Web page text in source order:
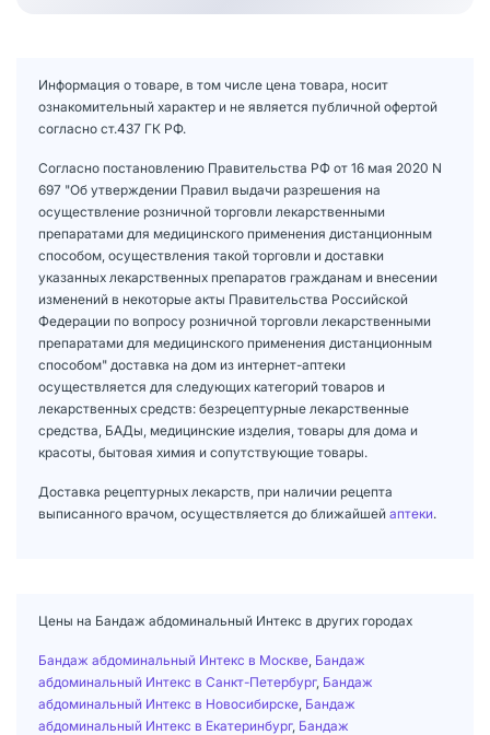
Информация о товаре, в том числе цена товара, носит
ознакомительный характер и не является публичной офертой
согласно ст.437 ГК РФ.
Согласно постановлению Правительства РФ от 16 мая 2020 N
697 "Об утверждении Правил выдачи разрешения на
осуществление розничной торговли лекарственными
препаратами для медицинского применения дистанционным
способом, осуществления такой торговли и доставки
указанных лекарственных препаратов гражданам и внесении
изменений в некоторые акты Правительства Российской
Федерации по вопросу розничной торговли лекарственными
препаратами для медицинского применения дистанционным
способом" доставка на дом из интернет-аптеки
осуществляется для следующих категорий товаров и
лекарственных средств: безрецептурные лекарственные
средства, БАДы, медицинские изделия, товары для дома и
красоты, бытовая химия и сопутствующие товары.
Доставка рецептурных лекарств, при наличии рецепта
выписанного врачом, осуществляется до ближайшей аптеки.
Цены на Бандаж абдоминальный Интекс в других городах
Бандаж абдоминальный Интекс в Москве Бандаж
абдоминальный Интекс в Санкт-Петербург, Бандаж
абдоминальный Интекс в Новосибирске Бандаж
абдоминальный Интекс в Екатеринбург, Бандаж